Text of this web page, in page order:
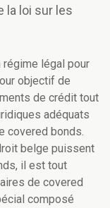
la loi sur les
régime légal pour
objectif de
de crédit tout
adéquats
covered bonds.
belge puissent
il est tout
de covered
composé